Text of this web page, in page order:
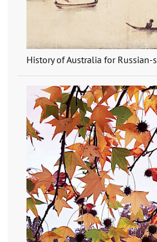
History of Australia for Russian-